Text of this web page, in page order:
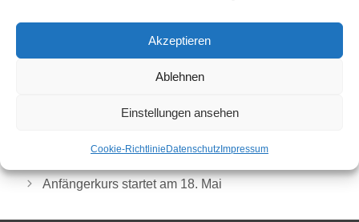
Akzeptieren
Ablehnen
Einstellungen ansehen
Cookie-Richtlinie Datenschutz Impressum
Anfängerkurs startet am 18. Mai